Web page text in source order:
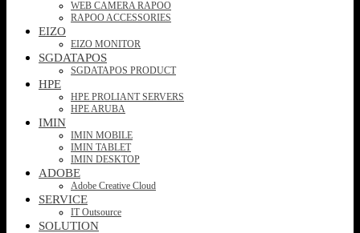
WEB CAMERA RAPOO
RAPOO ACCESSORIES
EIZO
EIZO MONITOR
SGDATAPOS
SGDATAPOS PRODUCT
HPE
HPE PROLIANT SERVERS
HPE ARUBA
IMIN
IMIN MOBILE
IMIN TABLET
IMIN DESKTOP
ADOBE
Adobe Creative Cloud
SERVICE
IT Outsource
SOLUTION